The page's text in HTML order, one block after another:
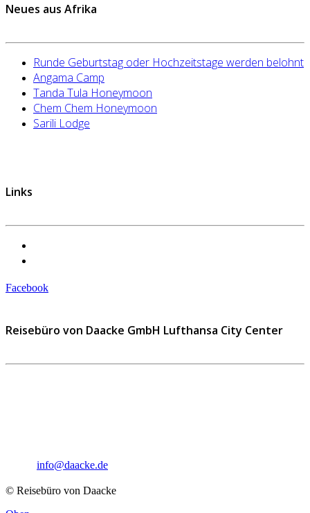
Neues aus Afrika
Runde Geburtstag oder Hochzeitstage werden belohnt
Angama Camp
Tanda Tula Honeymoon
Chem Chem Honeymoon
Sarili Lodge
Links
Facebook
Reisebüro von Daacke GmbH Lufthansa City Center
info@daacke.de
© Reisebüro von Daacke